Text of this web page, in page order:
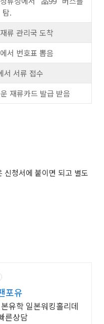
탐.
류 관리국 도착
서 번호표 뽑음
서 서류 접수
재류카드 발급 받음
신청서에 붙이면 되고 별도
포유
유학 일본워킹홀리데
른상담